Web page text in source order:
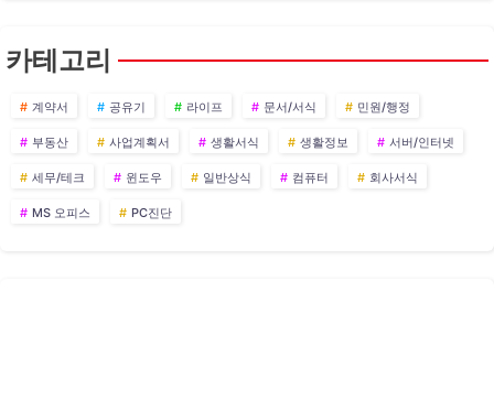
카테고리
계약서 공유기 라이프 문서/서식 민원/행정
부동산 사업계획서 생활서식 생활정보 서버/인터넷
세무/테크 윈도우 일반상식 컴퓨터 회사서식
MS 오피스 PC진단